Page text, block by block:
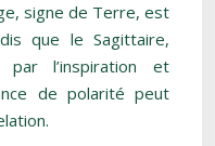
signe de Terre, est
que le Sagittaire,
l’inspiration et
de polarité peut